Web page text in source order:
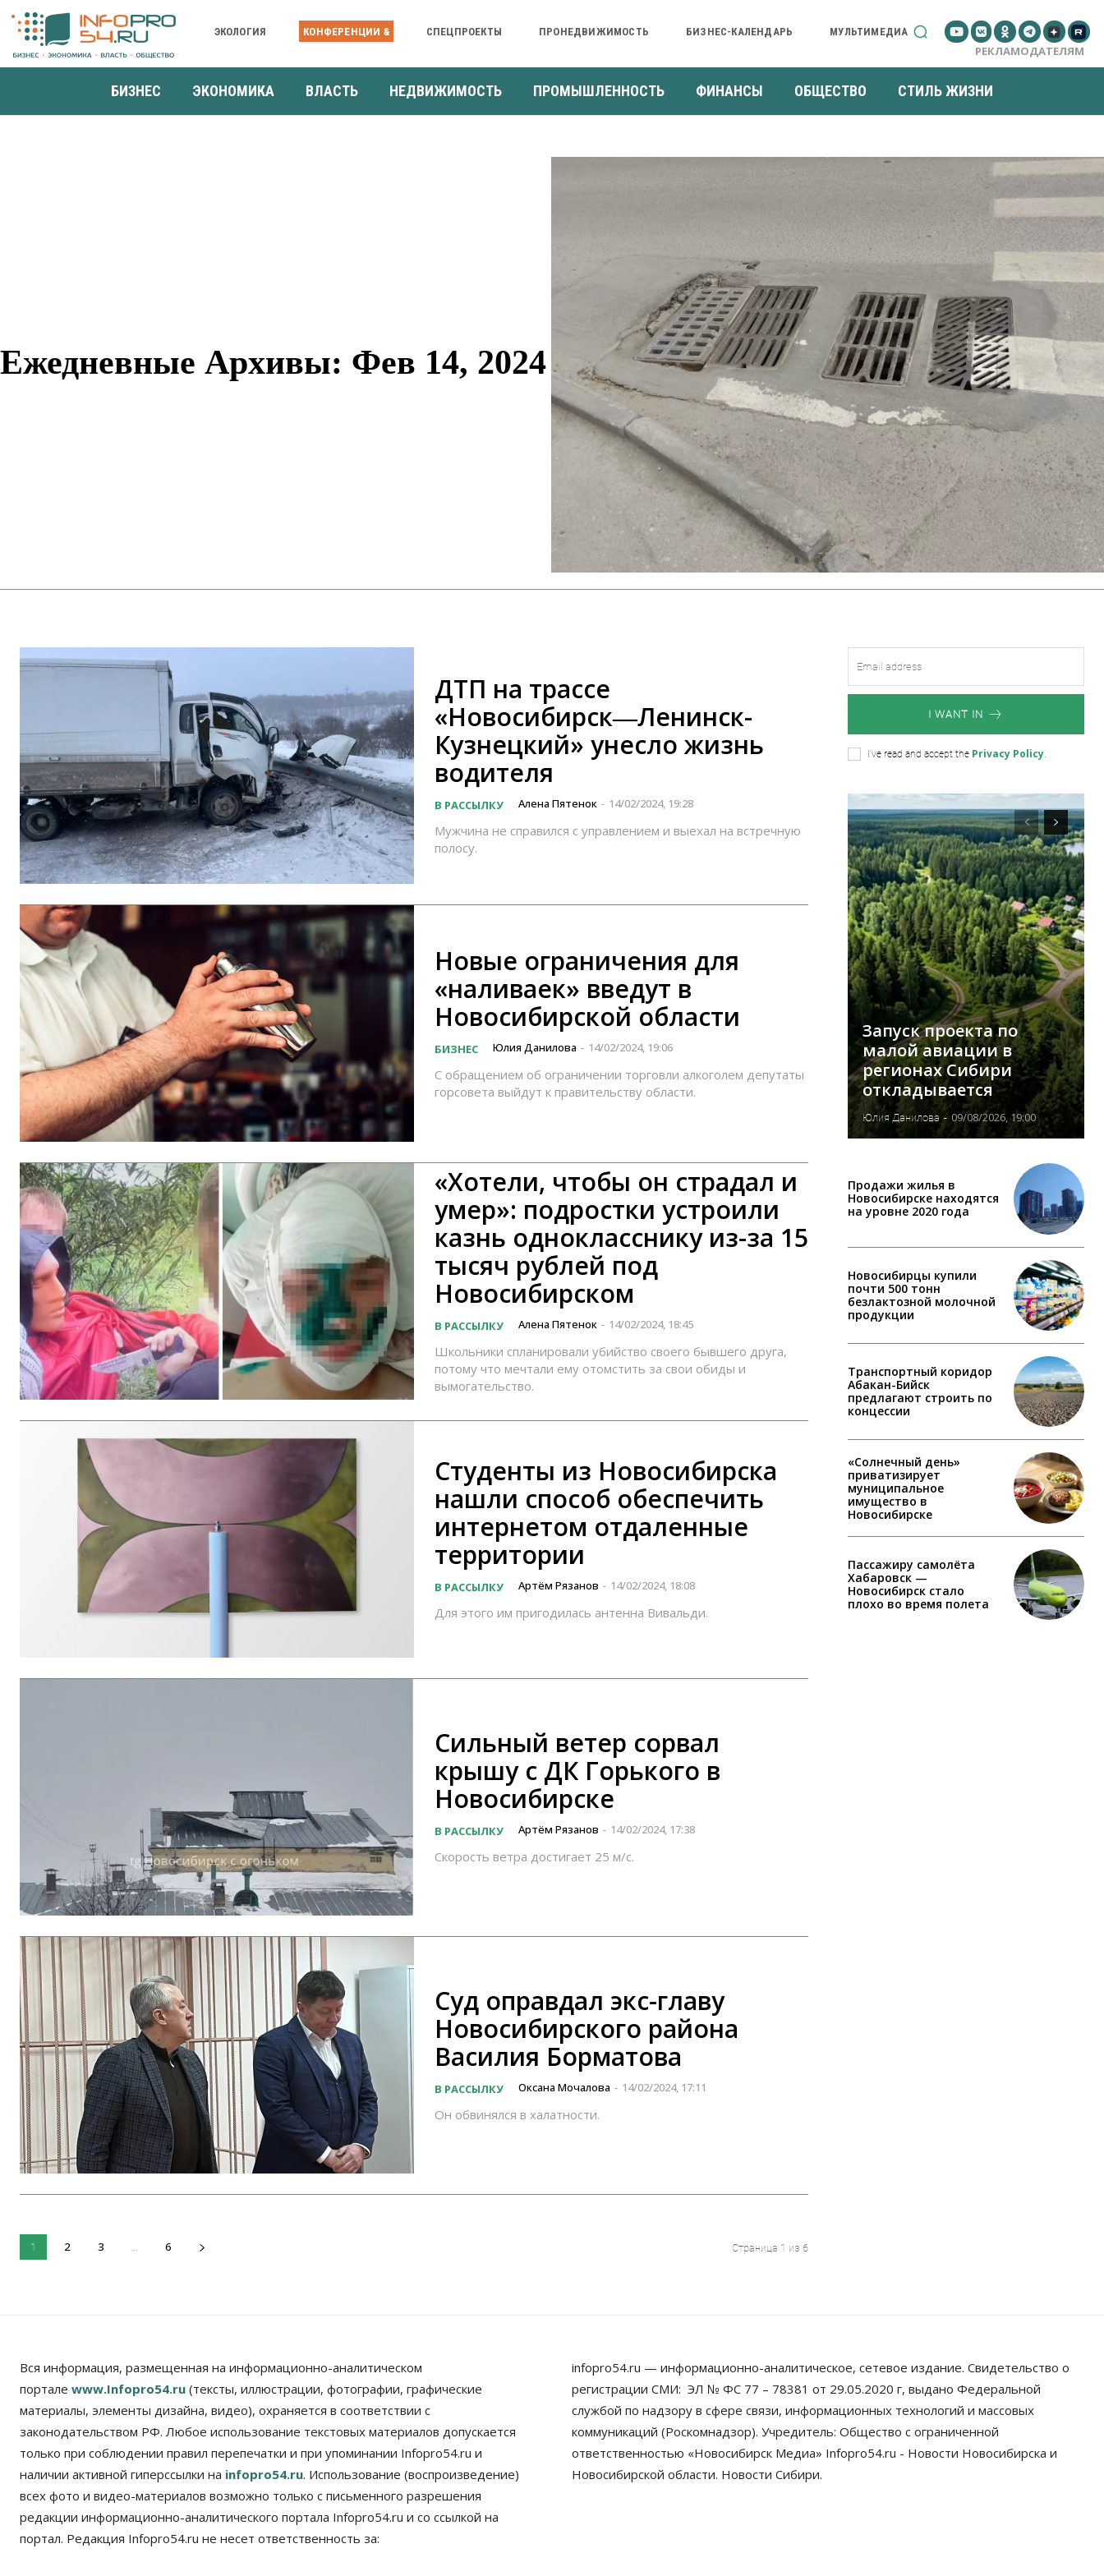
ЭКОЛОГИЯ КОНФЕРЕНЦИИ & СПЕЦПРОЕКТЫ ПРОНЕДВИЖИМОСТЬ БИЗНЕС-КАЛЕНДАРЬ МУЛЬТИМЕДИА
РЕКЛАМОДАТЕЛЯМ
БИЗНЕС ЭКОНОМИКА ВЛАСТЬ НЕДВИЖИМОСТЬ ПРОМЫШЛЕННОСТЬ ФИНАНСЫ ОБЩЕСТВО СТИЛЬ ЖИЗНИ
Ежедневные Архивы: Фев 14, 2024
ДТП на трассе
«Новосибирск―Ленинск-
Кузнецкий» унесло жизнь
водителя
В РАССЫЛКУ Алена Пятенок - 14/02/2024, 19:28
Мужчина не справился с управлением и выехал на встречную
полосу.
Новые ограничения для
«наливаек» введут в
Новосибирской области
БИЗНЕС Юлия Данилова - 14/02/2024, 19:06
С обращением об ограничении торговли алкоголем депутаты
горсовета выйдут к правительству области.
«Хотели, чтобы он страдал и
умер»: подростки устроили
казнь однокласснику из-за 15
тысяч рублей под
Новосибирском
В РАССЫЛКУ Алена Пятенок - 14/02/2024, 18:45
Школьники спланировали убийство своего бывшего друга,
потому что мечтали ему отомстить за свои обиды и
вымогательство.
Студенты из Новосибирска
нашли способ обеспечить
интернетом отдаленные
территории
В РАССЫЛКУ Артём Рязанов - 14/02/2024, 18:08
Для этого им пригодилась антенна Вивальди.
Сильный ветер сорвал
крышу с ДК Горького в
Новосибирске
В РАССЫЛКУ Артём Рязанов - 14/02/2024, 17:38
Скорость ветра достигает 25 м/с.
Суд оправдал экс-главу
Новосибирского района
Василия Борматова
В РАССЫЛКУ Оксана Мочалова - 14/02/2024, 17:11
Он обвинялся в халатности.
1 2 3 ... 6 Страница 1 из 6
I WANT IN
I've read and accept the Privacy Policy
Запуск проекта по
малой авиации в
регионах Сибири
откладывается
Юлия Данилова - 09/08/2026, 19:00
Продажи жилья в
Новосибирске находятся
на уровне 2020 года
Новосибирцы купили
почти 500 тонн
безлактозной молочной
продукции
Транспортный коридор
Абакан-Бийск
предлагают строить по
концессии
«Солнечный день»
приватизирует
муниципальное
имущество в
Новосибирске
Пассажиру самолёта
Хабаровск —
Новосибирск стало
плохо во время полета
Вся информация, размещенная на информационно-аналитическом
портале www.Infopro54.ru (тексты, иллюстрации, фотографии, графические
материалы, элементы дизайна, видео), охраняется в соответствии с
законодательством РФ. Любое использование текстовых материалов допускается
только при соблюдении правил перепечатки и при упоминании Infopro54.ru и
наличии активной гиперссылки на infopro54.ru. Использование (воспроизведение)
всех фото и видео-материалов возможно только с письменного разрешения
редакции информационно-аналитического портала Infopro54.ru и со ссылкой на
портал. Редакция Infopro54.ru не несет ответственность за:
infopro54.ru — информационно-аналитическое, сетевое издание. Свидетельство о
регистрации СМИ: ЭЛ № ФС 77 – 78381 от 29.05.2020 г, выдано Федеральной
службой по надзору в сфере связи, информационных технологий и массовых
коммуникаций (Роскомнадзор). Учредитель: Общество с ограниченной
ответственностью «Новосибирск Медиа» Infopro54.ru - Новости Новосибирска и
Новосибирской области. Новости Сибири.